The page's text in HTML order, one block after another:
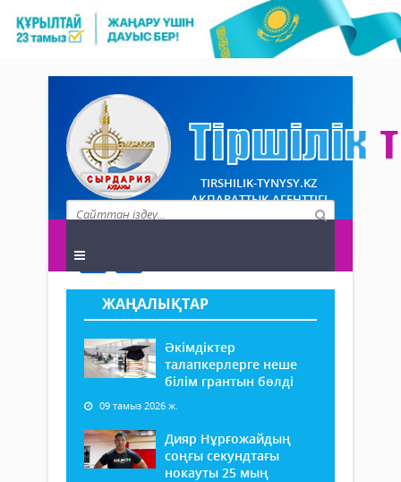
TIRSHILIK-TYNYSY.KZ
АҚПАРАТТЫҚ АГЕНТТІГІ
ЖАҢАЛЫҚТАР
Әкімдіктер
талапкерлерге неше
білім грантын бөлді
09 тамыз 2026 ж.
Дияр Нұрғожайдың
соңғы секундтағы
нокауты 25 мың